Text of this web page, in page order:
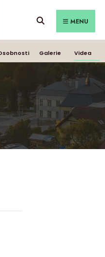
MENU
Galerie Videa